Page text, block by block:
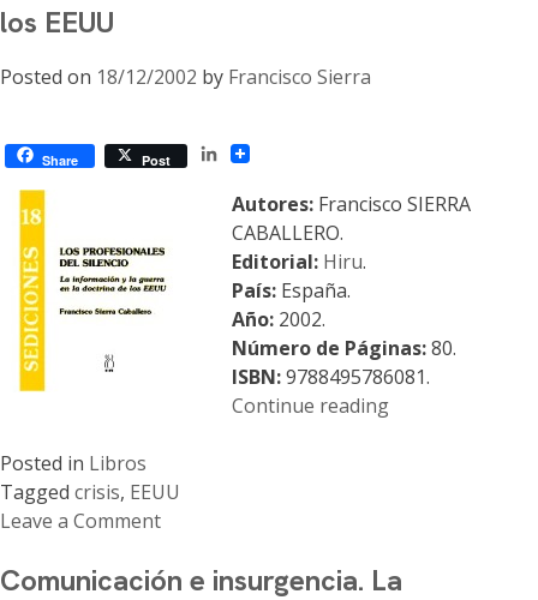
los EEUU
Posted on 18/12/2002 by Francisco Sierra
Share Post
LinkedIn
Autores: Francisco SIERRA
CABALLERO.
Editorial: Hiru.
País: España.
Año: 2002.
Número de Páginas:80.
ISBN:9788495786081.
Continue reading«Los
y
Posted in Libros
Tagged crisis, EEUU
Leave a Comment
Los
Comunicación e insurgencia. La